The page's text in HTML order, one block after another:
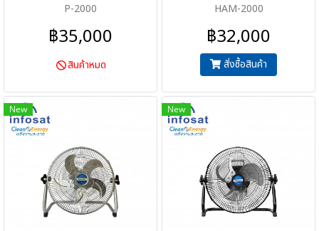
P-2000
฿35,000
สินค้าหมด
HAM-2000
฿32,000
สั่งซื้อสินค้า
New New